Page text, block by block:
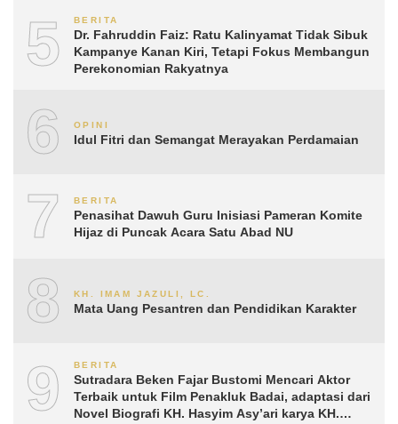
5 BERITA
Dr. Fahruddin Faiz: Ratu Kalinyamat Tidak Sibuk
Kampanye Kanan Kiri, Tetapi Fokus Membangun
Perekonomian Rakyatnya
6 OPINI
Idul Fitri dan Semangat Merayakan Perdamaian
7 BERITA
Penasihat Dawuh Guru Inisiasi Pameran Komite
Hijaz di Puncak Acara Satu Abad NU
8 KH. IMAM JAZULI, LC.
Mata Uang Pesantren dan Pendidikan Karakter
9 BERITA
Sutradara Beken Fajar Bustomi Mencari Aktor
Terbaik untuk Film Penakluk Badai, adaptasi dari
Novel Biografi KH. Hasyim Asy’ari karya KH.